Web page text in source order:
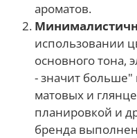
ароматов.
использовании
основного тона,
- значит больше"
матовых и
планировкой и
бренда